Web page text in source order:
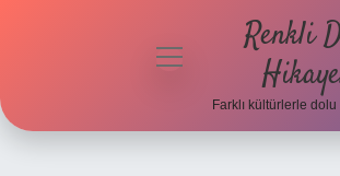
menüyü
Renkli
Farklı kültürlerle